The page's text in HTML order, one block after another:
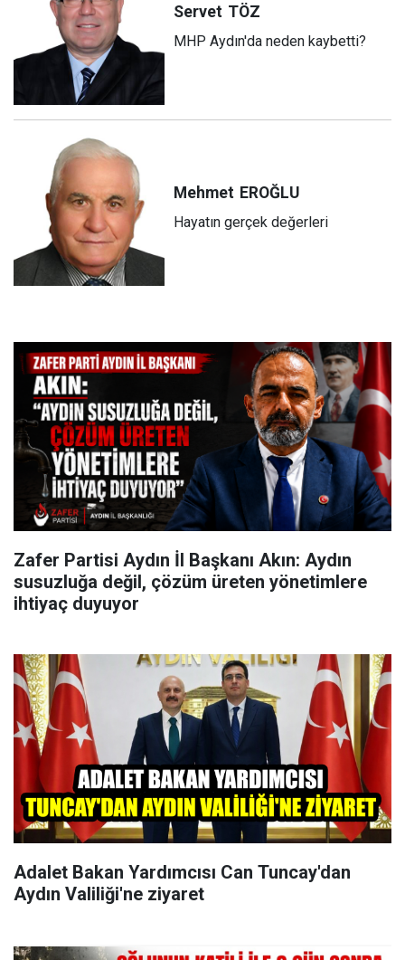
Servet TÖZ
MHP Aydın'da neden kaybetti?
Mehmet EROĞLU
Hayatın gerçek değerleri
Zafer Partisi Aydın İl Başkanı Akın: Aydın
susuzluğa değil, çözüm üreten yönetimlere
ihtiyaç duyuyor
Adalet Bakan Yardımcısı Can Tuncay'dan
Aydın Valiliği'ne ziyaret